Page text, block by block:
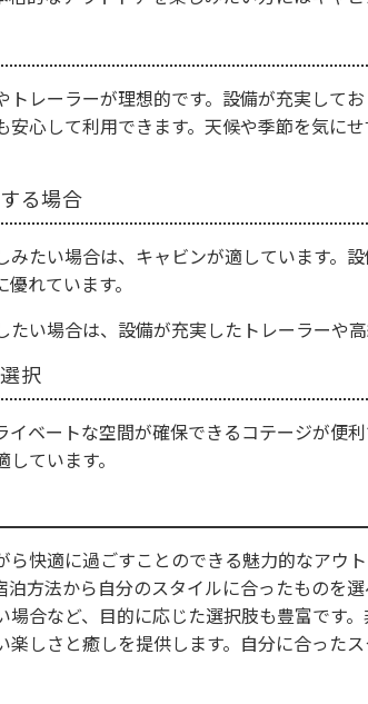
レーラーが理想的です。設備が充実して
心して利用できます。天候や季節を気に
る場合
たい場合は、キャビンが適しています。
れています。
い場合は、設備が充実したトレーラーや
択
ベートな空間が確保できるコテージが便
ています。
快適に過ごすことのできる魅力的なアウ
泊方法から自分のスタイルに合ったものを
合など、目的に応じた選択肢も豊富です
しさと癒しを提供します。自分に合った